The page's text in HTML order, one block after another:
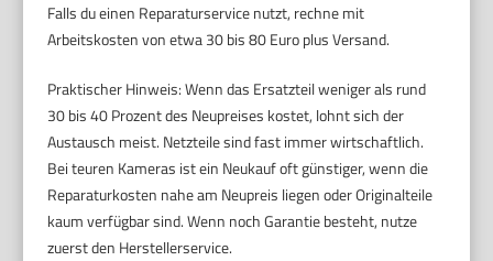
Falls du einen Reparaturservice nutzt, rechne mit
Arbeitskosten von etwa 30 bis 80 Euro plus Versand.
Praktischer Hinweis: Wenn das Ersatzteil weniger als rund
30 bis 40 Prozent des Neupreises kostet, lohnt sich der
Austausch meist. Netzteile sind fast immer wirtschaftlich.
Bei teuren Kameras ist ein Neukauf oft günstiger, wenn die
Reparaturkosten nahe am Neupreis liegen oder Originalteile
kaum verfügbar sind. Wenn noch Garantie besteht, nutze
zuerst den Herstellerservice.